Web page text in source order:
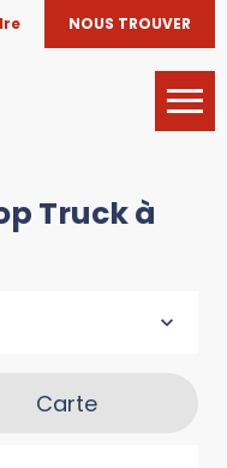
NOUS TROUVER
Truck à
Carte